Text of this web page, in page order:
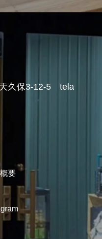
久保3-12-5 tela
要